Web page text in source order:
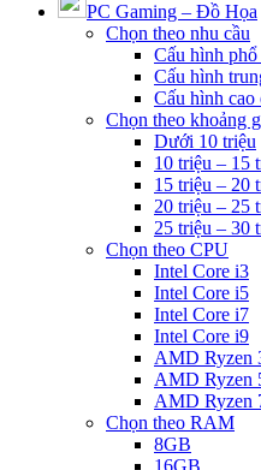
PC Gaming – Đồ Họa
Chọn theo nhu cầu
Cấu hình
Cấu hình
Cấu hình cao
Chọn theo khoảng
Dưới 10 triệu
10 triệu – 15
15 triệu – 20
20 triệu – 25
25 triệu – 30
Chọn theo CPU
Intel Core i3
Intel Core i5
Intel Core i7
Intel Core i9
AMD Ryzen
AMD Ryzen
AMD Ryzen
Chọn theo RAM
8GB